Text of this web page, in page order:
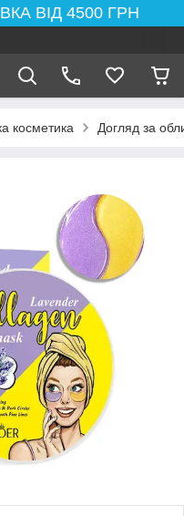
ВІД 4500 ГРН
косметика Догляд за